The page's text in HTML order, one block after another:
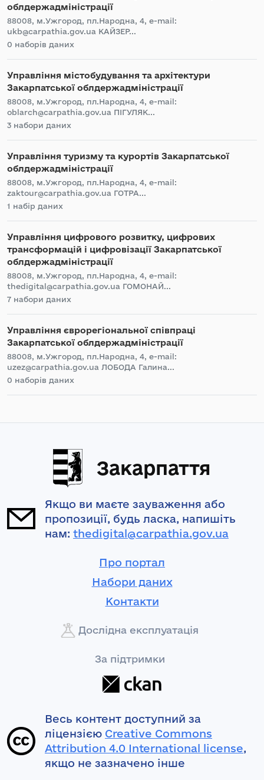
облдержадміністрації
88008, м.Ужгород, пл.Народна, 4, e-mail:
ukb@carpathia.gov.ua КАЙЗЕР...
0 наборів даних
Управління містобудування та архітектури
Закарпатської облдержадміністрації
88008, м.Ужгород, пл.Народна, 4, e-mail:
oblarch@carpathia.gov.ua ПІГУЛЯК...
3 набори даних
Управління туризму та курортів Закарпатської
облдержадміністрації
88008, м.Ужгород, пл.Народна, 4, e-mail:
zaktour@carpathia.gov.ua ГОТРА...
1 набір даних
Управління цифрового розвитку, цифрових
трансформацій і цифровізації Закарпатської
облдержадміністрації
88008, м.Ужгород, пл.Народна, 4, e-mail:
thedigital@carpathia.gov.ua ГОМОНАЙ...
7 набори даних
Управління єврорегіональної співпраці
Закарпатської облдержадміністрації
88008, м.Ужгород, пл.Народна, 4, e-mail:
uzez@carpathia.gov.ua ЛОБОДА Галина...
0 наборів даних
Закарпаття
Якщо ви маєте зауваження або
пропозиції, будь ласка, напишіть
нам: thedigital@carpathia.gov.ua
Про портал
Набори даних
Контакти
Дослідна експлуатація
За підтримки
Весь контент доступний за
ліцензією Creative Commons
Attribution 4.0 International license,
якщо не зазначено інше